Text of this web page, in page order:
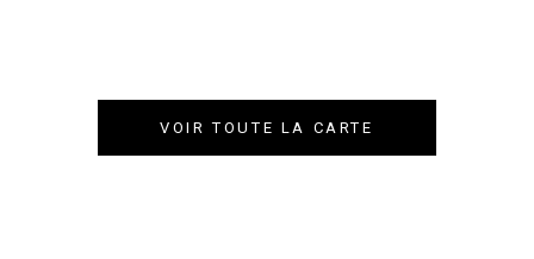
VOIR TOUTE LA CARTE